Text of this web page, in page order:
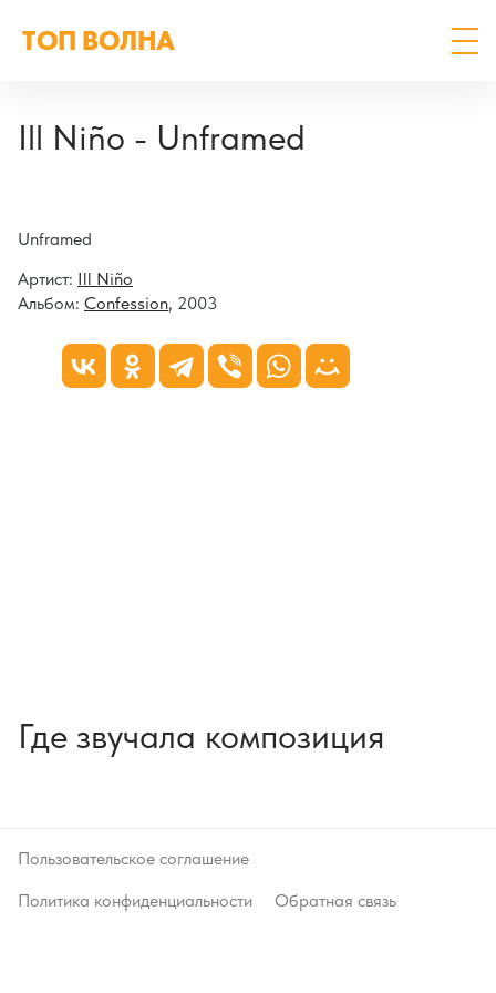
ТОП ВОЛНА
Ill Niño - Unframed
Unframed
Артист: Ill Niño
Альбом: Confession, 2003
Где звучала композиция
Пользовательское соглашение
Политика конфиденциальности
Обратная связь